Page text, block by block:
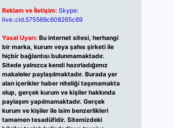
Reklam ve İletişim: Skype:
live:.cid.575569c608265c69
Yasal Uyarı: Bu internet sitesi, herhangi
bir marka, kurum veya şahıs şirketi ile
hiçbir bağlantısı bulunmamaktadır.
Sitede yalnızca kendi hazırladığımız
makaleler paylaşılmaktadır. Burada yer
alan içerikler haber niteliği taşımamakta
olup, gerçek kurum ve kişiler hakkında
paylaşım yapılmamaktadır. Gerçek
kurum ve kişiler ile isim benzerlikleri
tamamen tesadüfidir. Sitemizdeki